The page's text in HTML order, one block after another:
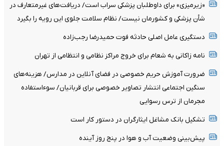
«زیرمیزی» برای داوطلبان پزشکی سراب است/ دریافت‌های غیرمتعارف در
شأن پزشکی و کشورمان نیست/ نظام سلامت جلوی این رویه را بگیرد
دستگیری عامل اصلی حادثه فوت حمیدرضا رجب‌زاده
نامه زاکانی به شعام برای خروج مراکز نظامی و انتظامی از تهران
ضرورت آموزش حریم خصوصی در فضای آنلاین در مدارس/ هزینه‌های
سنگین اجتماعی انتشار تصاویر خصوصی برای قربانیان/ سوءاستفاده
مجرمان از ترس رسوایی
تشکیل بانک مشاغل ایثارگران در دستور کار است
پیش‌بینی وضعیت آب و هوا در پنج روز آینده